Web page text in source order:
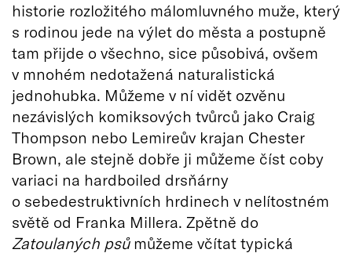
historie rozložitého málomluvného muže, který
s rodinou jede na výlet do města a postupně
tam přijde o všechno, sice působivá, ovšem
v mnohém nedotažená naturalistická
jednohubka. Můžeme v ní vidět ozvěnu
nezávislých komiksových tvůrců jako Craig
Thompson nebo Lemireův krajan Chester
Brown, ale stejně dobře ji můžeme číst coby
variaci na hardboiled drsňárny
o sebedestruktivních hrdinech v nelítostném
světě od Franka Millera. Zpětně do
Zatoulaných psůmůžeme včítat typická